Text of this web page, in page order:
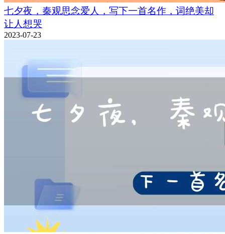
七夕夜，秦观思念爱人，写下一首名作，词绝美却
让人想哭
2023-07-23